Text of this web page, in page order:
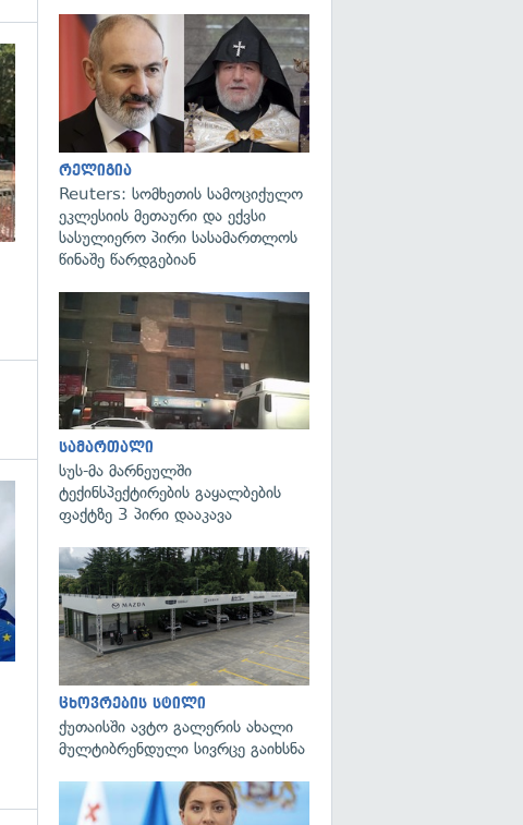
გადახედვა
გადახედვა
რელიგია
Reuters: სომხეთის სამოციქულო
ეკლესიის მეთაური და ექვსი
სასულიერო პირი სასამართლოს
წინაშე წარდგებიან
სამართალი
სუს-მა მარნეულში
ტექინსპექტირების გაყალბების
ფაქტზე 3 პირი დააკავა
ცხოვრების სტილი
ქუთაისში ავტო გალერის ახალი
მულტიბრენდული სივრცე გაიხსნა